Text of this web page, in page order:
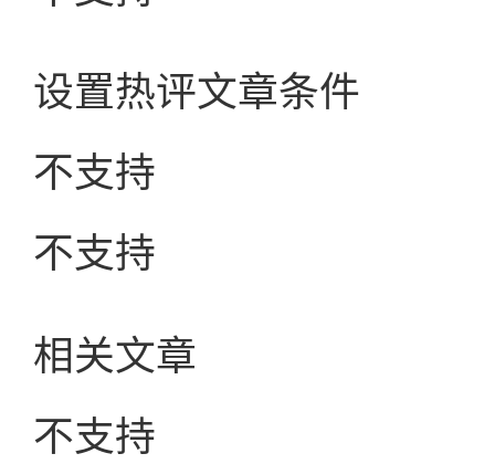
设置热评文章条件
不支持
不支持
相关文章
不支持